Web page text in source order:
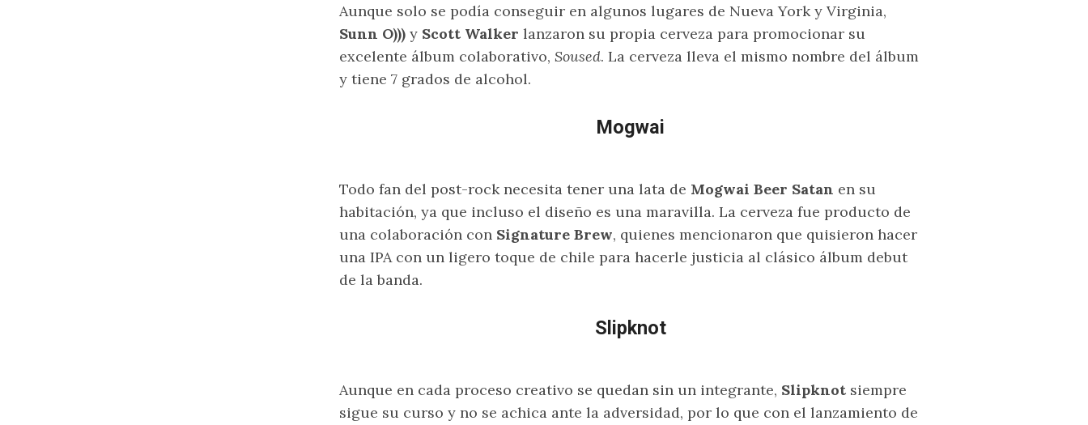
Aunque solo se podía conseguir en algunos lugares de Nueva York y Virginia,
Sunn O))) y Scott Walker lanzaron su propia cerveza para promocionar su
excelente álbum colaborativo, Soused. La cerveza lleva el mismo nombre del álbum
y tiene 7 grados de alcohol.
Mogwai
Todo fan del post-rock necesita tener una lata de Mogwai Beer Satan en su
habitación, ya que incluso el diseño es una maravilla. La cerveza fue producto de
una colaboración con Signature Brew, quienes mencionaron que quisieron hacer
una IPA con un ligero toque de chile para hacerle justicia al clásico álbum debut
de la banda.
Slipknot
Aunque en cada proceso creativo se quedan sin un integrante, Slipknot siempre
sigue su curso y no se achica ante la adversidad, por lo que con el lanzamiento de